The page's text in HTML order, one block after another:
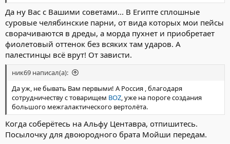
Да ну Вас с Вашими советами... В Египте сплошные
суровые челябинские парни, от вида которых мои пейсы
сворачиваются в дреды, а морда пухнет и приобретает
фиолетовый оттенок без всяких там ударов. А
палестинцы всё врут! От зависти.
ник69 написал(а):
Да уж, не бывать Вам первыми! А Россия , благодаря
сотрудничеству с товарищем BOZ , уже на пороге создания
большого межгалактического вертолёта.
Когда соберётесь на Альфу Центавра, отпишитесь.
Посылочку для двоюродного брата Мойши передам.